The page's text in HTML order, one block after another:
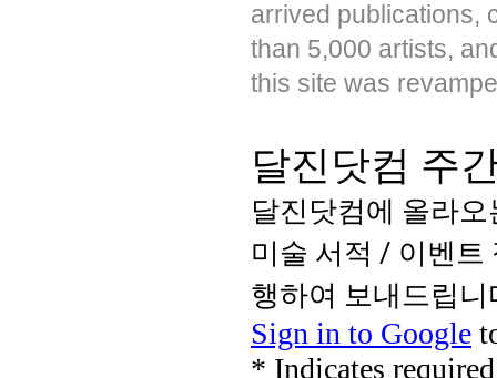
arrived publications,
than 5,000 artists,
this site was